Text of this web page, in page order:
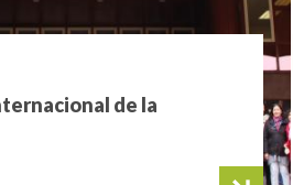
de la